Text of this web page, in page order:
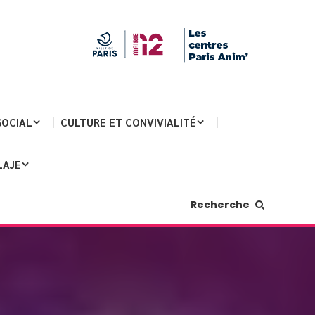
CULTURE ET CONVIVIALITÉ
Recherche